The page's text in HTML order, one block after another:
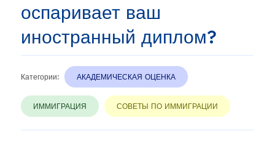
оспаривает ваш
иностранный диплом?
Категории: АКАДЕМИЧЕСКАЯ ОЦЕНКА
ИММИГРАЦИЯ СОВЕТЫ ПО ИММИГРАЦИИ